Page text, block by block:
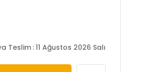
Teslim:11 Ağustos 2026 Salı